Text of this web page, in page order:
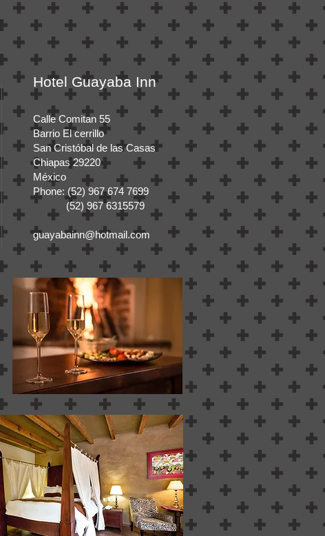
Hotel Guayaba Inn
Calle Comitan 55
Barrio El cerrillo
San Cristóbal de las Casas
Chiapas 29220
México
Phone: (52) 967 674 7699
(52) 967 6315579
guayabainn@hotmail.com